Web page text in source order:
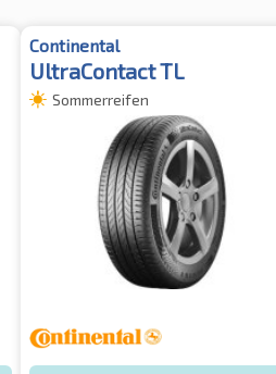
Continental
UltraContact TL
Sommerreifen